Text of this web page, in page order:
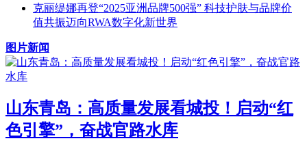
克丽缇娜再登“2025亚洲品牌500强” 科技护肤与品牌价
值共振迈向RWA数字化新世界
图片新闻
山东青岛：高质量发展看城投！启动“红
色引擎”，奋战官路水库